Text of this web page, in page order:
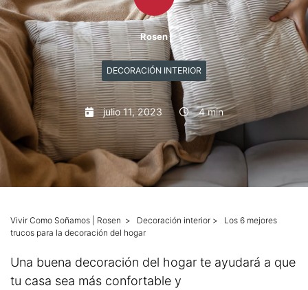
Mascotas
Columnas
Productos
Guías descargables
Rosen
DECORACIÓN INTERIOR
julio 11, 2023 4 min
Vivir Como Soñamos | Rosen > Decoración interior > Los 6 mejores
trucos para la decoración del hogar
Una‌ ‌buena‌ ‌decoración‌ ‌del‌ ‌hogar‌ ‌te‌ ‌ayudará‌ ‌a‌ ‌que‌
‌tu‌ ‌casa‌ ‌sea‌ ‌más‌ ‌confortable ‌y‌ ‌